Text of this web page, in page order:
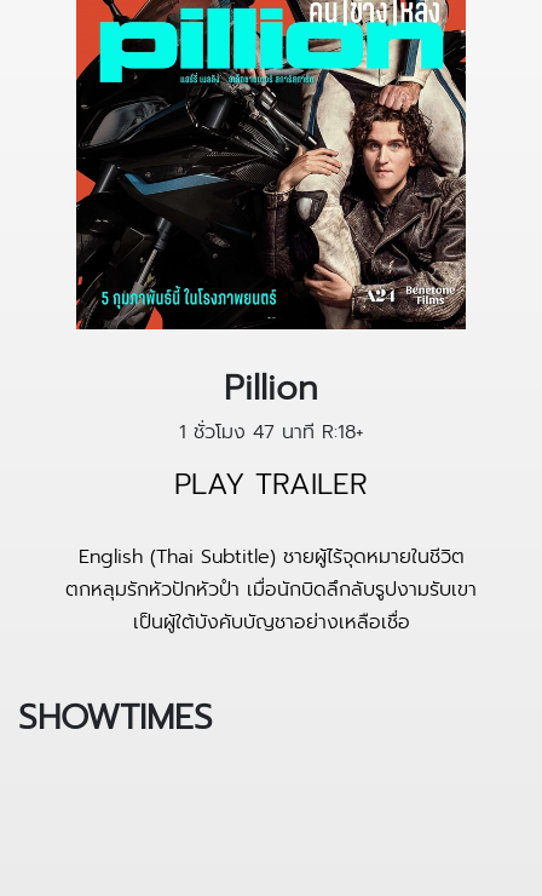
Pillion
1 ชั่วโมง 47 นาที R:18+
PLAY TRAILER
English (Thai Subtitle) ชายผู้ไร้จุดหมายในชีวิต
ตกหลุมรักหัวปักหัวปำ เมื่อนักบิดลึกลับรูปงามรับเขา
เป็นผู้ใต้บังคับบัญชาอย่างเหลือเชื่อ
SHOWTIMES